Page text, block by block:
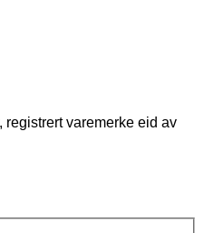
varemerke eid av